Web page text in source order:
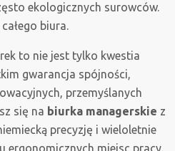
ekologicznych surowców.
biura.
to nie jest tylko kwestia
gwarancja spójności,
przemyślanych
się na biurka managerskie z
precyzję i wieloletnie
ergonomicznych miejsc pracy.